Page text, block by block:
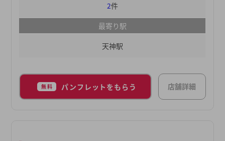
2件
最寄り駅
天神駅
無料 パンフレットをもらう 店舗詳細